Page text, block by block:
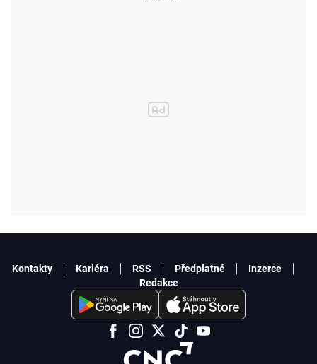
Kontakty Kariéra RSS Předplatné
Inzerce
Redakce